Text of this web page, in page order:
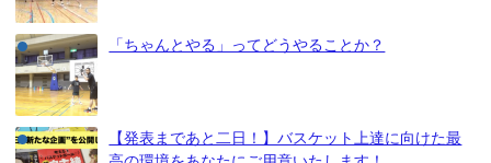
「ちゃんとやる」ってどうやることか？
【発表まであと二日！】バスケット上達に向けた最